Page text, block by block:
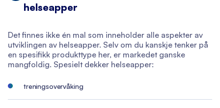
helseapper
Det finnes ikke én mal som inneholder alle aspekter av
utviklingen av helseapper. Selv om du kanskje tenker på
en spesifikk produkttype her, er markedet ganske
mangfoldig. Spesielt dekker helseapper:
treningsovervåking